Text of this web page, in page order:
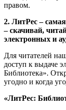
правом.
2. ЛитРес –
– скачивай,
электронных и
Для читателей
доступ к выдаче
Библиотека».
угодно и когда
«ЛитРес: